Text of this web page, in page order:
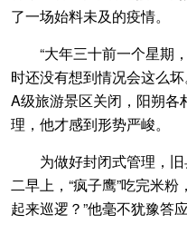
了一场始料未及的疫情。
“大年三十前一个星期，
时还没有想到情况会这么
A级旅游景区关闭，阳朔各
理，他才感到形势严峻。
为做好封闭式管理，旧
二早上，“疯子鹰”吃完米
起来巡逻？”他毫不犹豫答应